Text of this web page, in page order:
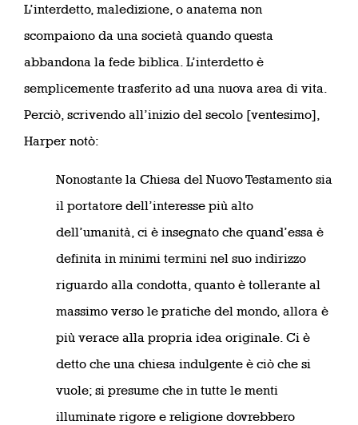
L’interdetto, maledizione, o anatema non
scompaiono da una società quando questa
abbandona la fede biblica. L’interdetto è
semplicemente trasferito ad una nuova area di vita.
Perciò, scrivendo all’inizio del secolo [ventesimo],
Harper notò:
Nonostante la Chiesa del Nuovo Testamento sia
il portatore dell’interesse più alto
dell’umanità, ci è insegnato che quand’essa è
definita in minimi termini nel suo indirizzo
riguardo alla condotta, quanto è tollerante al
massimo verso le pratiche del mondo, allora è
più verace alla propria idea originale. Ci è
detto che una chiesa indulgente è ciò che si
vuole; si presume che in tutte le menti
illuminate rigore e religione dovrebbero